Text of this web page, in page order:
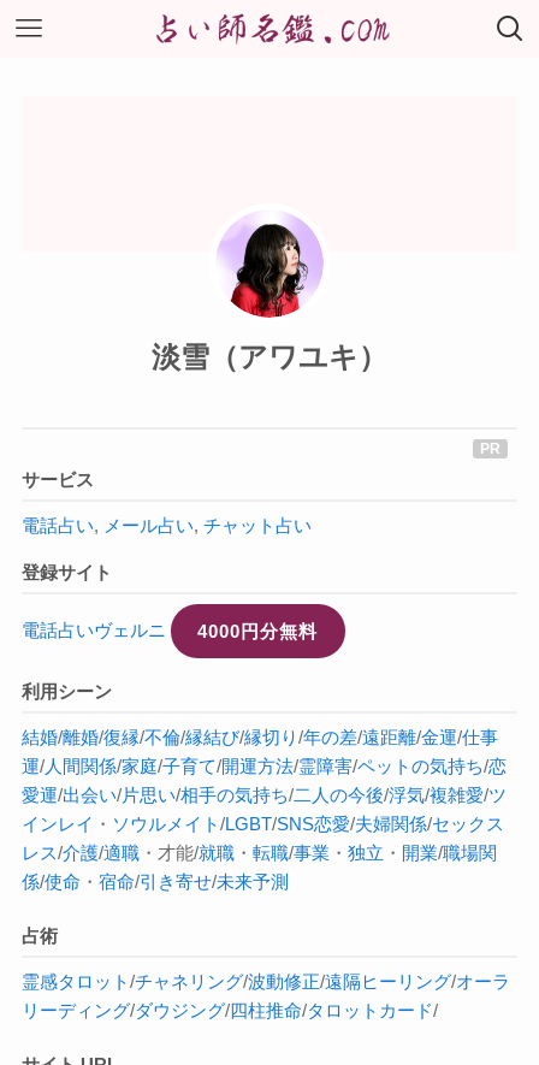
淡雪（アワユキ）
サービス
電話占い, メール占い, チャット占い
登録サイト
電話占いヴェルニ 4000円分無料
利用シーン
結婚/離婚/復縁/不倫/縁結び/縁切り/年の差/遠距離/金運/仕事
運/人間関係/家庭/子育て/開運方法/霊障害/ペットの気持ち/恋
愛運/出会い/片思い/相手の気持ち/二人の今後/浮気/複雑愛/ツ
インレイ ・ ソウルメイト/LGBT/SNS恋愛/夫婦関係/セックス
レス/介護/適職・才能/就職・ 転職/事業 ・ 独立 ・ 開業/職場関
係/使命 ・ 宿命/引き寄せ/未来予測
占術
霊感タロット/チャネリング/波動修正/遠隔ヒーリング/オーラ
リーディング/ダウジング/四柱推命/タロットカード/